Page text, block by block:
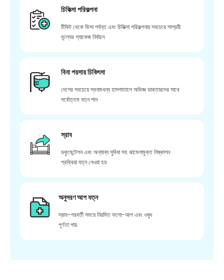
চিকিত্সা পরিকল্পনা
টিকিট থেকে ভিসা পর্যন্ত এবং চিকিত্সা পরিকল্পনায় সবচেয়ে সাশ্রয়ী
মূল্যের প্যাকেজ নির্বাচন
বিনা পয়সায় চিকিৎসা
দেশের সবচেয়ে স্বনামধন্য হাসপাতালে অভিজ্ঞ ডাক্তারদের সাথে
সর্বোত্তম যত্ন পান
স্রাব
ডকুমেন্টেশন এবং অন্যান্য সুবিধা সহ ঝামেলামুক্ত নিষ্কাশন
প্রক্রিয়া যত্ন নেওয়া হয়
অনুসরণ আপ যত্ন
স্রাব-পরবর্তী সময়ে নিয়মিত ফলো-আপ এবং ওষুধ
পূর্ণতা পায়